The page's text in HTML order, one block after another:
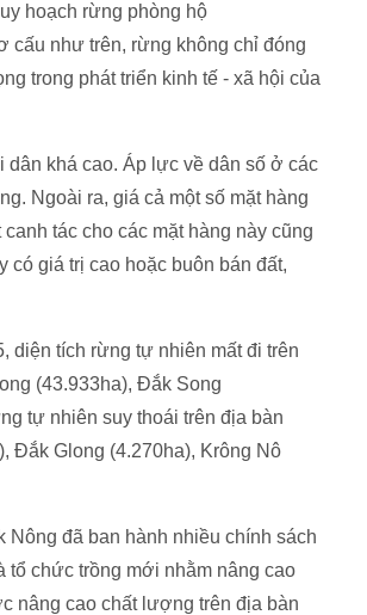
hoạch rừng phòng hộ
cấu như trên, rừng không chỉ đóng
trong phát triển kinh tế - xã hội của
khá cao. Áp lực về dân số ở các
Ngoài ra, giá cả một số mặt hàng
tác cho các mặt hàng này cũng
giá trị cao hoặc buôn bán đất,
diện tích rừng tự nhiên mất đi trên
(43.933ha), Đắk Song
tự nhiên suy thoái trên địa bàn
Đắk Glong (4.270ha), Krông Nô
đã ban hành nhiều chính sách
chức trồng mới nhằm nâng cao
nâng cao chất lượng trên địa bàn